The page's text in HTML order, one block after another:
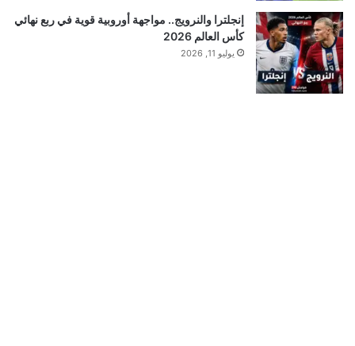
إنجلترا والنرويج.. مواجهة أوروبية قوية في ربع نهائي
كأس العالم 2026
يوليو 11, 2026